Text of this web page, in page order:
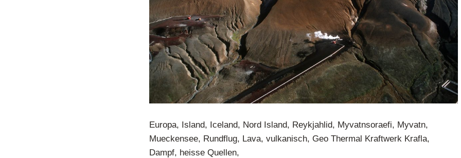
Europa, Island, Iceland, Nord Island, Reykjahlid, Myvatnsoraefi, Myvatn,
Mueckensee, Rundflug, Lava, vulkanisch, Geo Thermal Kraftwerk Krafla,
Dampf, heisse Quellen,